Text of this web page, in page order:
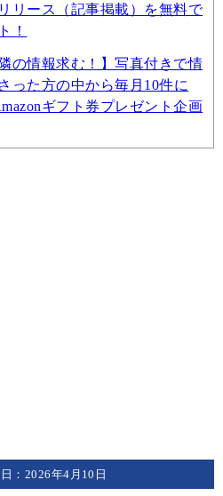
リース（記事掲載）を無料で
！
の情報求む！】写真付きで情
った方の中から毎月10件に
ギフト券プレゼント企画
： 2026年4月10日